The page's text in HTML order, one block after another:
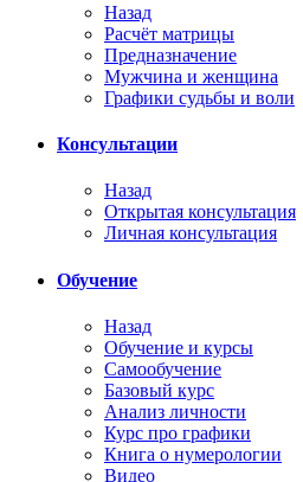
Назад
Расчёт матрицы
Предназначение
Мужчина и женщина
Графики судьбы и воли
Консультации
Назад
Открытая консультация
Личная консультация
Обучение
Назад
Обучение и курсы
Самообучение
Базовый курс
Анализ личности
Курс про графики
Книга о нумерологии
Видео